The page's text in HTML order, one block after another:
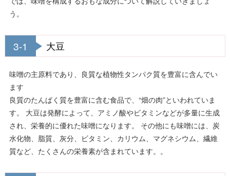
う。
3-1 大豆
味噌の主原料であり、良質な植物性タンパク質を豊富に含んでい
ます
良質のたんぱく質を豊富に含む食品で、“畑の肉”といわれていま
す。 大豆は発酵によって、アミノ酸やビタミンなどが多量に生成
され、栄養的に優れた味噌󠄀になります。 その他にも味噌󠄀には、炭
水化物、脂質、灰分、ビタミン、カリウム、マグネシウム、繊維
質など、たくさんの栄養素が含まれています。。